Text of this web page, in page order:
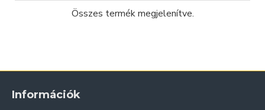
Összes termék megjelenítve.
Információk